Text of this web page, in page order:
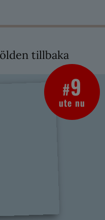
tillbaka
#9
ute nu